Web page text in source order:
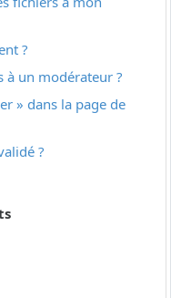
?
à un modérateur ?
» dans la page de
?